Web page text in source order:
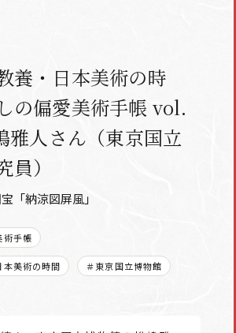
養・日本美術の時
の偏愛美術手帳 vol.
人さん（東京国立
員）
「納涼図屏風」
術手帳
本美術の時間 ＃東京国立博物館